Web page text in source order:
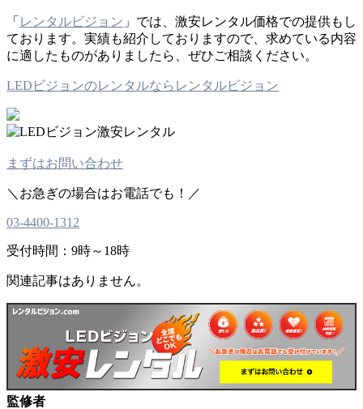
「 レンタルビジョン 」では、激安レンタル価格での提供もし
ております。実績も紹介しておりますので、求めている内容
に適したものがありましたら、ぜひご相談ください。
LEDビジョンのレンタルならレンタルビジョン
まずはお問い合わせ
＼お急ぎの場合はお電話でも！／
03-4400-1312
受付時間：9時～18時
関連記事はありません。
監修者